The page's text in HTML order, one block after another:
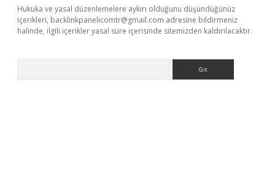
Hukuka ve yasal düzenlemelere aykırı olduğunu düşündüğünüz
içerikleri, backlinkpanelicomtr@gmail.com adresine bildirmeniz
halinde, ilgili içerikler yasal süre içerisinde sitemizden kaldırılacaktır.